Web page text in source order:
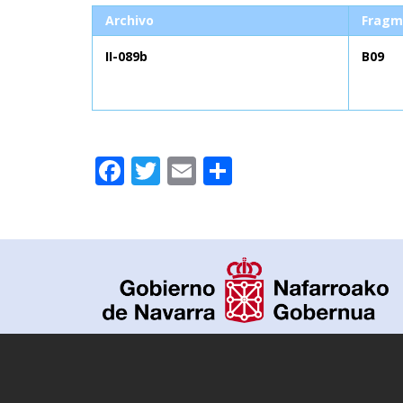
Archivo
II-089b B09
Facebook
Twitter
Email